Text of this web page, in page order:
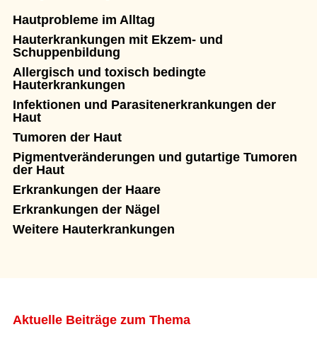
Hautprobleme im Alltag
Hauterkrankungen mit Ekzem- und
Schuppenbildung
Allergisch und toxisch bedingte
Hauterkrankungen
Infektionen und Parasitenerkrankungen der
Haut
Tumoren der Haut
Pigmentveränderungen und gutartige Tumoren
der Haut
Erkrankungen der Haare
Erkrankungen der Nägel
Weitere Hauterkrankungen
Aktuelle Beiträge zum Thema